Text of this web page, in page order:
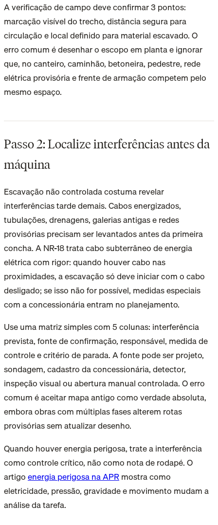
A verificação de campo deve confirmar 3 pontos:
marcação visível do trecho, distância segura para
circulação e local definido para material escavado. O
erro comum é desenhar o escopo em planta e ignorar
que, no canteiro, caminhão, betoneira, pedestre, rede
elétrica provisória e frente de armação competem pelo
mesmo espaço.
Passo 2: Localize interferências antes da
máquina
Escavação não controlada costuma revelar
interferências tarde demais. Cabos energizados,
tubulações, drenagens, galerias antigas e redes
provisórias precisam ser levantados antes da primeira
concha. A NR-18 trata cabo subterrâneo de energia
elétrica com rigor: quando houver cabo nas
proximidades, a escavação só deve iniciar com o cabo
desligado; se isso não for possível, medidas especiais
com a concessionária entram no planejamento.
Use uma matriz simples com 5 colunas: interferência
prevista, fonte de confirmação, responsável, medida de
controle e critério de parada. A fonte pode ser projeto,
sondagem, cadastro da concessionária, detector,
inspeção visual ou abertura manual controlada. O erro
comum é aceitar mapa antigo como verdade absoluta,
embora obras com múltiplas fases alterem rotas
provisórias sem atualizar desenho.
Quando houver energia perigosa, trate a interferência
como controle crítico, não como nota de rodapé. O
artigoenergia perigosa na APRmostra como
eletricidade, pressão, gravidade e movimento mudam a
análise da tarefa.